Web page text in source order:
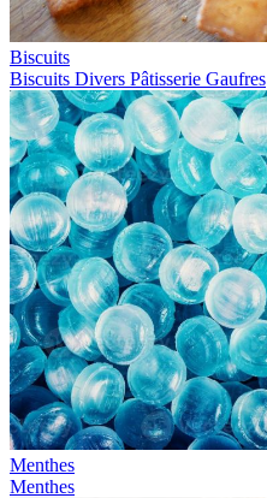
Biscuits
Biscuits Divers Pâtisserie Gaufres
Menthes
Menthes